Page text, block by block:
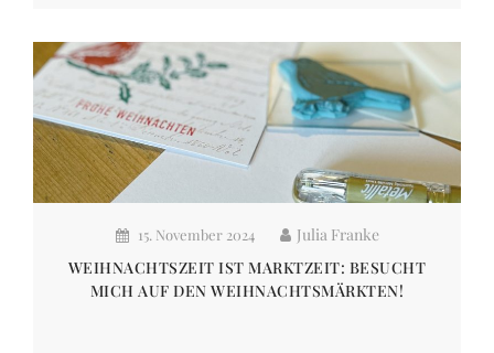
15. November 2024
Julia Franke
WEIHNACHTSZEIT IST MARKTZEIT: BESUCHT
MICH AUF DEN WEIHNACHTSMÄRKTEN!